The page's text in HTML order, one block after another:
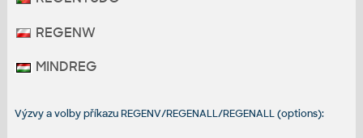
REGENW
MINDREG
Výzvy a volby příkazu REGENV/REGENALL/REGENALL (options):